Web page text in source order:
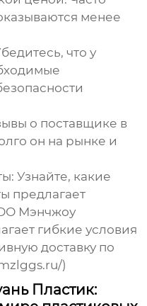
менее
что у
о поставщике в
он на рынке и
Узнайте, какие
предлагает
Мэнчжоу
гибкие условия
доставку по
)
Пластик: